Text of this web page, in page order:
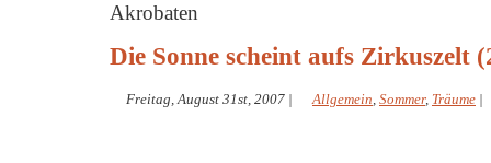
Akrobaten
Die Sonne scheint aufs Zirkuszelt
Freitag, August 31st, 2007 | Allgemein, Sommer, Träume |